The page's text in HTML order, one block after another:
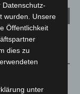
starten beim
Datenschutz-
wurden. Unsere
Öffentlichkeit
dies zu
unter